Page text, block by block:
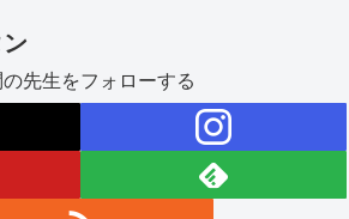
先生をフォローする